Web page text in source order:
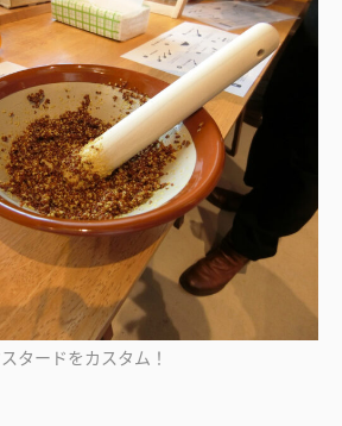
タードをカスタム！